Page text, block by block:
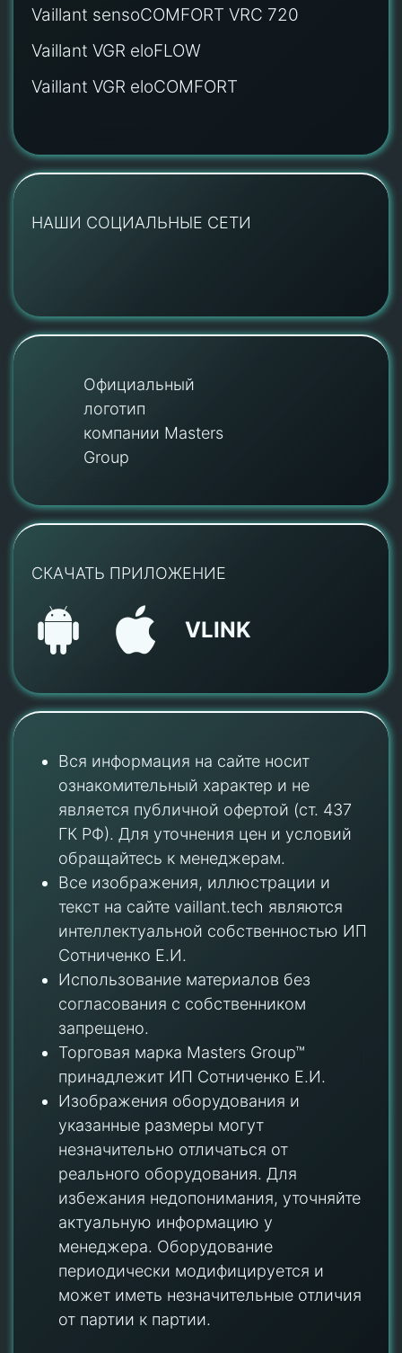
Vaillant sensoCOMFORT VRC 720
Vaillant VGR eloFLOW
Vaillant VGR eloCOMFORT
НАШИ СОЦИАЛЬНЫЕ СЕТИ
Официальный
логотип
компании Masters
Group
СКАЧАТЬ ПРИЛОЖЕНИЕ
VLINK
Вся информация на сайте носит
ознакомительный характер и не
является публичной офертой (ст. 437
ГК РФ). Для уточнения цен и условий
обращайтесь к менеджерам.
Все изображения, иллюстрации и
текст на сайте vaillant.tech являются
интеллектуальной собственностью ИП
Сотниченко Е.И.
Использование материалов без
согласования с собственником
запрещено.
Торговая марка Masters Group™
принадлежит ИП Сотниченко Е.И.
Изображения оборудования и
указанные размеры могут
незначительно отличаться от
реального оборудования. Для
избежания недопонимания, уточняйте
актуальную информацию у
менеджера. Оборудование
периодически модифицируется и
может иметь незначительные отличия
от партии к партии.